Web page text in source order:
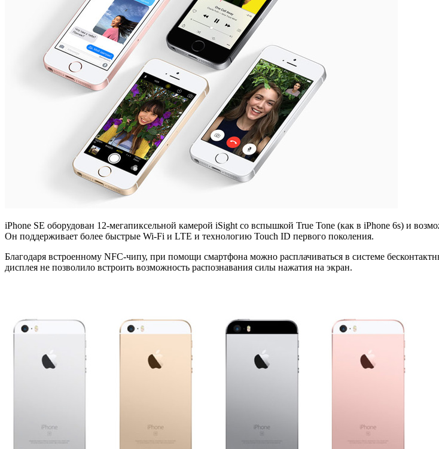
iPhone SE оборудован 12-мегапиксельной камерой iSight со вспышкой True Tone (как в iPhone 6s) и
Он поддерживает более быстрые Wi-Fi и LTE и технологию Touch ID первого поколения.
Благодаря встроенному NFC-чипу, при помощи смартфона можно расплачиваться в системе
дисплея не позволило встроить возможность распознавания силы нажатия на экран.